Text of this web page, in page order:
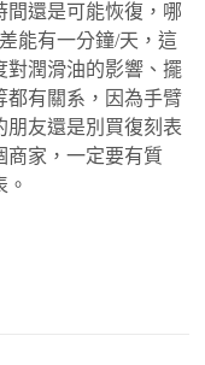
間還是可能恢復，哪
能有一分鐘/天，這
對潤滑油的影響、擺
都有關系，因為手臂
朋友還是別買復刻表
商家，一定要有質